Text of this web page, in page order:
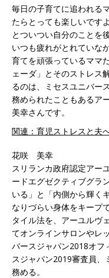
毎日の子育てに追われる
たらとっても楽しいです
とついつい自分のことを
いつも疲れがとれていな
育てを頑張っているママ
ェーダ」とそのストレス
るのは、ミセスユニバー
務められたこともあるア
美幸さんです。
関連：育児ストレスと夫
花咲 美幸
スリランカ政府認定アー
ードエグゼクティブグラ
いる」と「内側から輝く
なりづらい身体をキープ
タイル法を、アーユルヴ
てオンラインサロンやレ
バースジャパン2018オフ
スジャパン2019審査員、
務める。